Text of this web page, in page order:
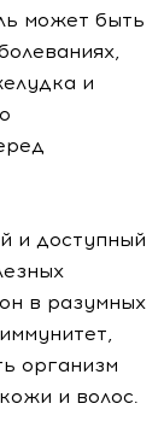
может быть
и
и доступный
в разумных
организм
и волос.